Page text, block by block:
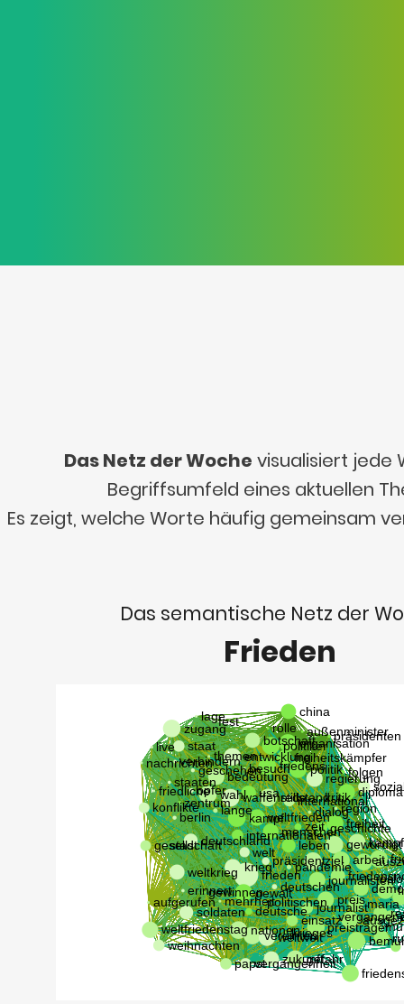
Das Netz der Woche visualisiert jede
Begriffsumfeld eines aktuellen
Es zeigt, welche Worte häufig gemeinsam
Das semantische Netz der
Frieden